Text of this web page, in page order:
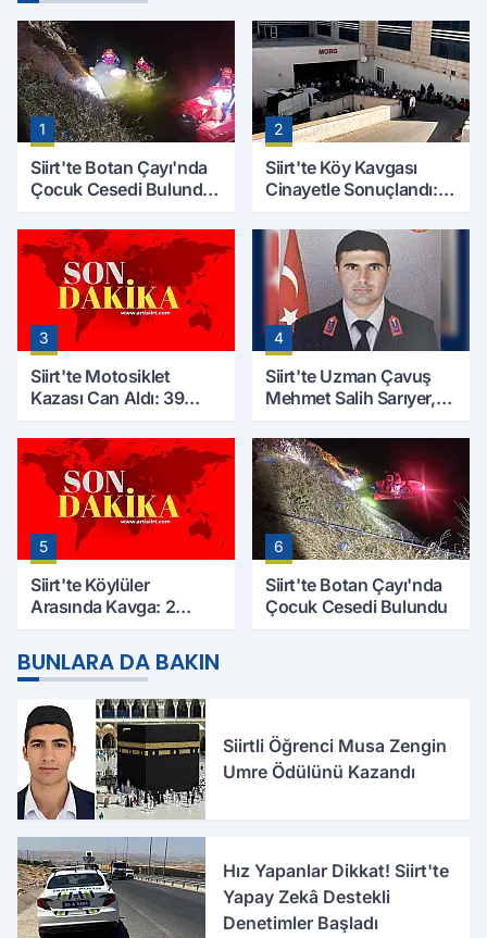
1
Siirt'te Botan Çayı'nda
Çocuk Cesedi Bulundu:
Çalışmaları Başlıyor
2
Siirt'te Köy Kavgası
Cinayetle Sonuçlandı:
Kaybetti
3
Siirt'te Motosiklet
Kazası Can Aldı: 39
Hayatını Kaybetti
4
Siirt'te Uzman Çavuş
Mehmet Salih Sarıyer,
5
Siirt'te Köylüler
Arasında Kavga: 2
Ağır
6
Siirt'te Botan Çayı'nda
Çocuk Cesedi Bulundu
BUNLARA DA BAKIN
Siirtli Öğrenci Musa Zengin
Umre Ödülünü Kazandı
Hız Yapanlar Dikkat! Siirt'te
Yapay Zekâ Destekli
Denetimler Başladı